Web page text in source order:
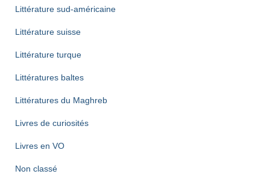
Littérature sud-américaine
Littérature suisse
Littérature turque
Littératures baltes
Littératures du Maghreb
Livres de curiosités
Livres en VO
Non classé